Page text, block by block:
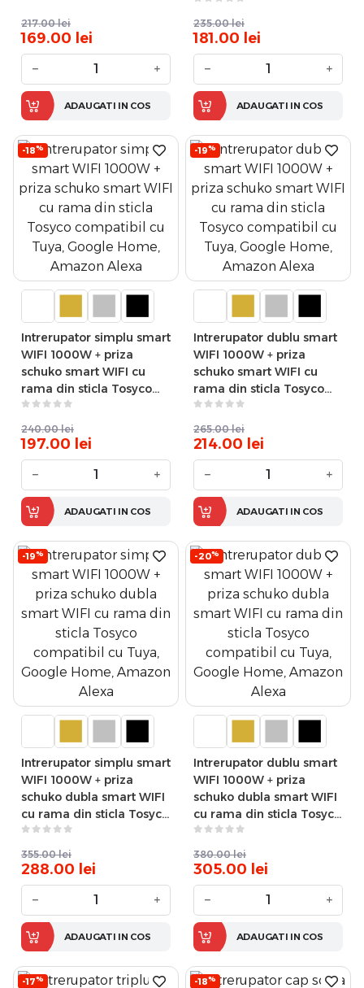
217.00 lei
169.00 lei
− +
ADAUGATI IN COS
235.00 lei
181.00 lei
− +
ADAUGATI IN COS
-18%
Intrerupator simplu smart
WIFI 1000W + priza
schuko smart WIFI cu
rama din sticla Tosyco
compatibil cu Tuya,
Google Home, Amazon
Alexa
240.00 lei
197.00 lei
− +
ADAUGATI IN COS
-19%
Intrerupator dublu smart
WIFI 1000W + priza
schuko smart WIFI cu
rama din sticla Tosyco
compatibil cu Tuya,
Google Home, Amazon
Alexa
265.00 lei
214.00 lei
− +
ADAUGATI IN COS
-19%
Intrerupator simplu smart
WIFI 1000W + priza
schuko dubla smart WIFI
cu rama din sticla Tosyco
compatibil cu Tuya,
Google Home, Amazon
Alexa
355.00 lei
288.00 lei
− +
ADAUGATI IN COS
-20%
Intrerupator dublu smart
WIFI 1000W + priza
schuko dubla smart WIFI
cu rama din sticla Tosyco
compatibil cu Tuya,
Google Home, Amazon
Alexa
380.00 lei
305.00 lei
− +
ADAUGATI IN COS
-17% -18%